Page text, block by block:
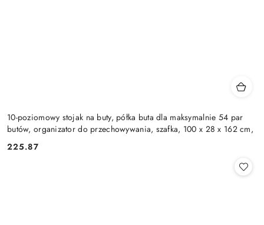
10-poziomowy stojak na buty, półka buta dla maksymalnie 54 par
butów, organizator do przechowywania, szafka, 100 x 28 x 162 cm,
Cena:
225.87